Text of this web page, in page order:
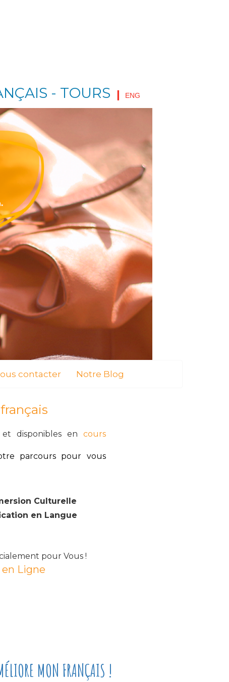
- TOURS ❙ ENG
contacter Notre Blog
disponibles en cours
parcours pour vous
Culturelle
en Langue
pour Vous !
Ligne
MON FRANÇAIS !